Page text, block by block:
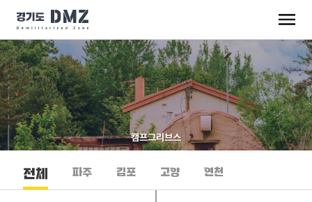
캠프그리브스
전체 파주 김포 고양 연천